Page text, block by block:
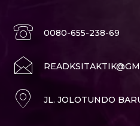
0080-655-238-69
JL. JOLOTUNDO